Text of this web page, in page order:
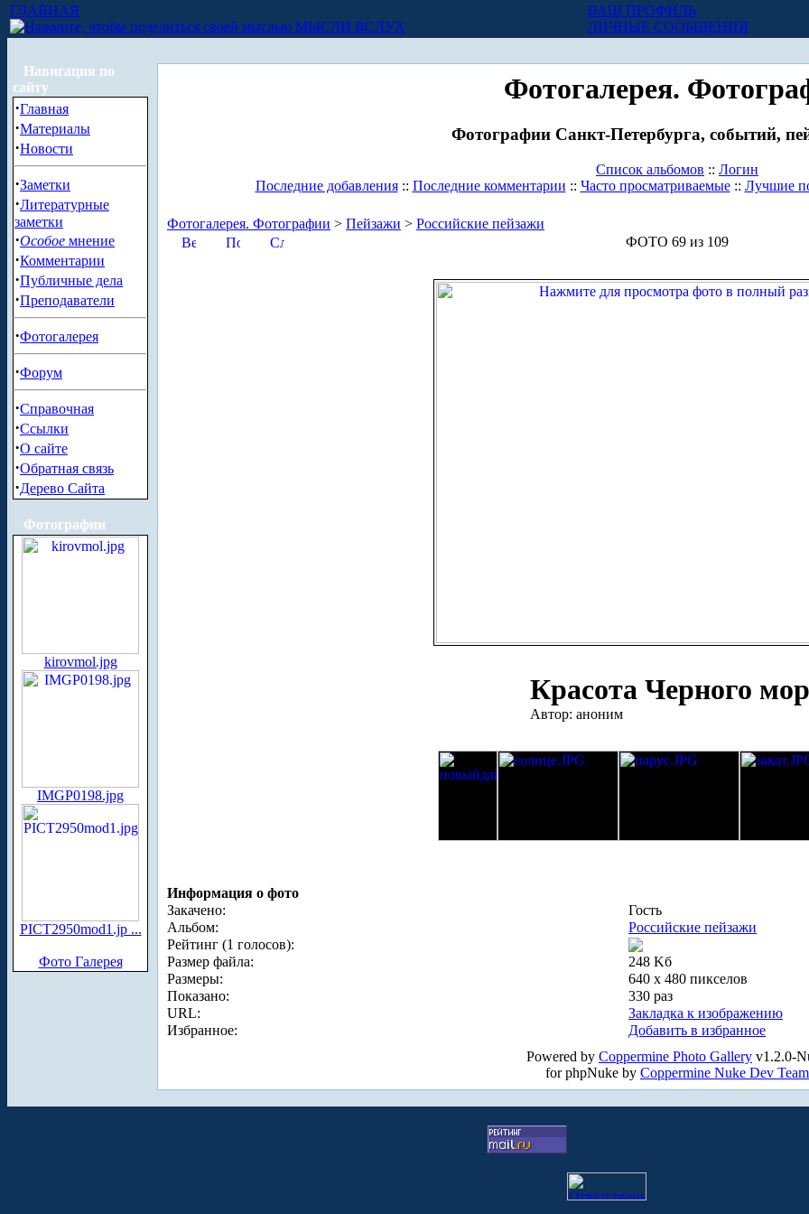
ГЛАВНАЯ
МЫСЛИ ВСЛУХ
ВАШ ПРОФИЛЬ
ЛИЧНЫЕ СООБЩЕНИЯ
Навигация по
сайту
·Главная
·Материалы
·Новости
·Заметки
·Литературные
заметки
·Особое мнение
·Комментарии
·Публичные дела
·Преподаватели
·Фотогалерея
·Форум
·Справочная
·Ссылки
·О сайте
·Обратная связь
·Дерево Сайта
Фотографии
kirovmol.jpg
IMGP0198.jpg
PICT2950mod1.jp ...
Фото Галерея
Фотогалерея.
Фотографии Санкт-Петербурга, событий,
Список альбомов :: Логин
Последние добавления:: Последние комментарии :: Часто просматриваемые:: Лучшие
Фотогалерея. Фотографии > Пейзажи > Российские пейзажи
ФОТО 69 из 109
Красота Черного
Автор: аноним
Информация о фото
Закачено:
Гость
Альбом:
Российские пейзажи
Рейтинг (1 голосов):
Размер файла:
248 Kб
Размеры:
640 x 480 пикселов
Показано:
330 раз
URL:
Закладка к изображению
Избранное:
Добавить в избранное
Powered by Coppermine Photo Gallery v1.2.0-
for phpNuke by Coppermine Nuke Dev Team